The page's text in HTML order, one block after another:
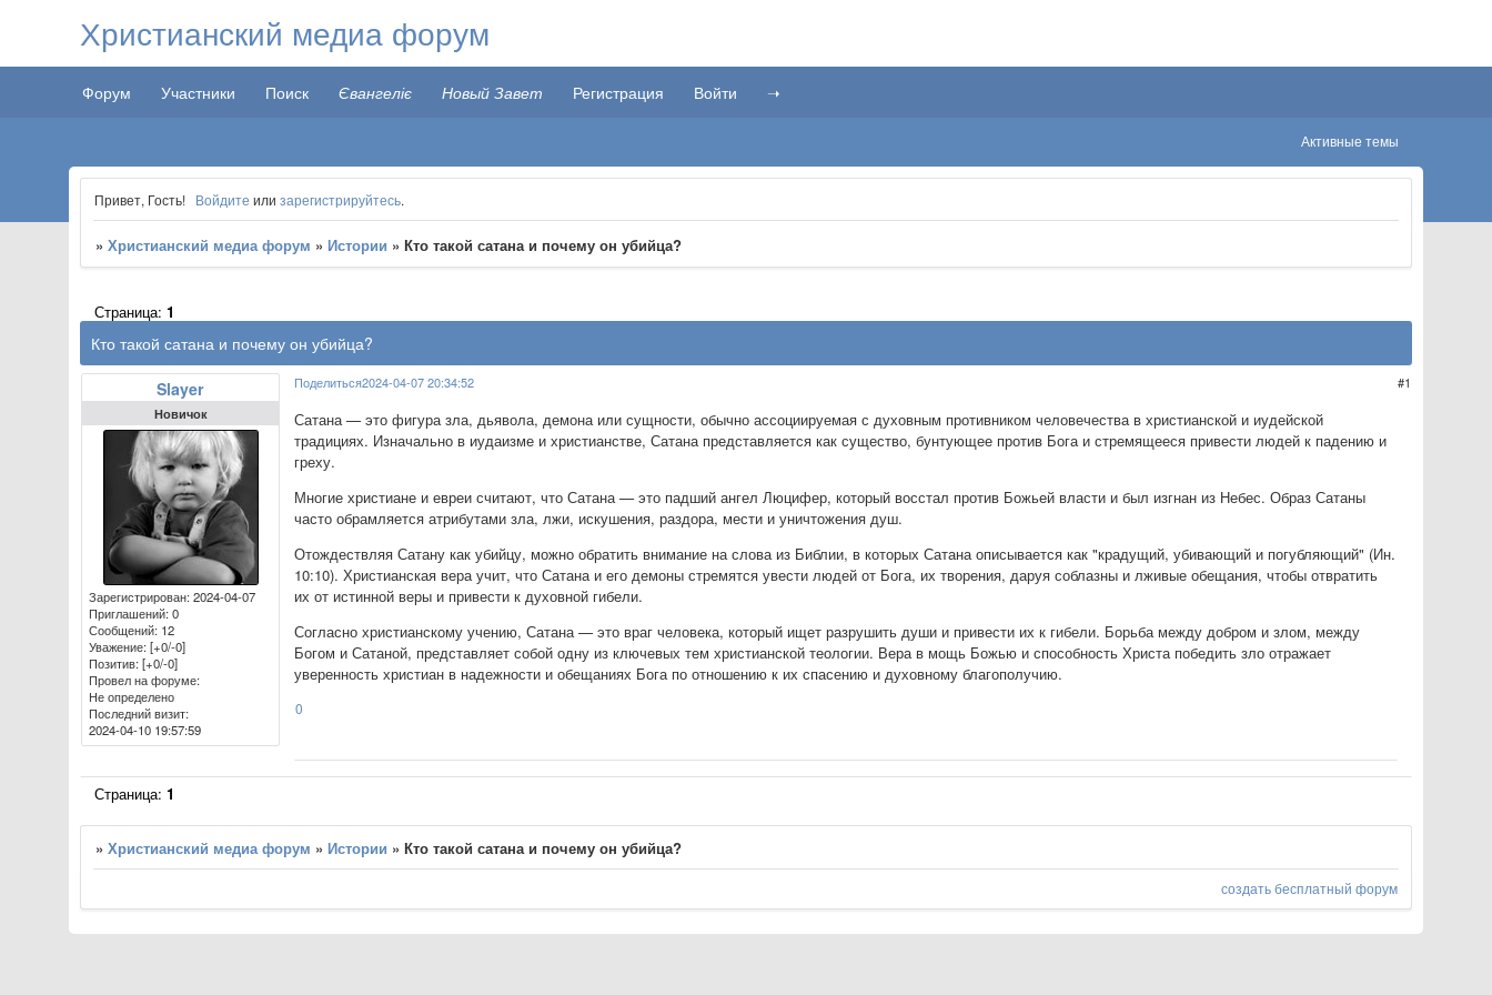
Христианский медиа форум
Форум Участники Поиск Євангеліє Новый Завет Регистрация Войти ➝
Активные темы
Привет, Гость! Войдите или зарегистрируйтесь.
»Христианский медиа форум » Истории »Кто такой сатана и почему он убийца?
Кто такой сатана и почему он убийца?
Страница:1
Поделиться 1
2024-04-07 20:34:52
Slayer
Новичок
Зарегистрирован: 2024-04-07
Приглашений:0
Сообщений: 12
Уважение:[+0/-0]
Позитив:[+0/-0]
Провел на форуме:
Не определено
Последний визит:
2024-04-10 19:57:59
Сатана — это фигура зла, дьявола, демона или сущности, обычно ассоциируемая с духовным противником человечества в христианской и иудейской
традициях. Изначально в иудаизме и христианстве, Сатана представляется как существо, бунтующее против Бога и стремящееся привести людей к падению и
греху.
Многие христиане и евреи считают, что Сатана — это падший ангел Люцифер, который восстал против Божьей власти и был изгнан из Небес. Образ Сатаны
часто обрамляется атрибутами зла, лжи, искушения, раздора, мести и уничтожения душ.
Отождествляя Сатану как убийцу, можно обратить внимание на слова из Библии, в которых Сатана описывается как "крадущий, убивающий и погубляющий" (Ин.
10:10). Христианская вера учит, что Сатана и его демоны стремятся увести людей от Бога, их творения, даруя соблазны и лживые обещания, чтобы отвратить
их от истинной веры и привести к духовной гибели.
Согласно христианскому учению, Сатана — это враг человека, который ищет разрушить души и привести их к гибели. Борьба между добром и злом, между
Богом и Сатаной, представляет собой одну из ключевых тем христианской теологии. Вера в мощь Божью и способность Христа победить зло отражает
уверенность христиан в надежности и обещаниях Бога по отношению к их спасению и духовному благополучию.
0
Страница:1
»Христианский медиа форум » Истории »Кто такой сатана и почему он убийца?
создать бесплатный форум